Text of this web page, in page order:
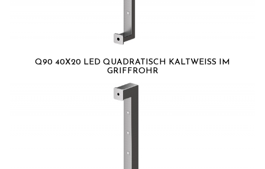
Q90 40X20 LED QUADRATISCH KALTWEISS IM G
RIFFROHR